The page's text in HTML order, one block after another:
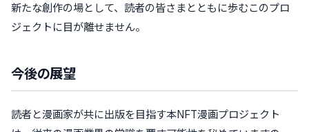
新たな創作の場として、読者の皆さまとともに歩むこのプロ
ジェクトに目が離せません。
今後の展望
読者と漫画家が共に出版を目指す本NFT漫画プロジェクト